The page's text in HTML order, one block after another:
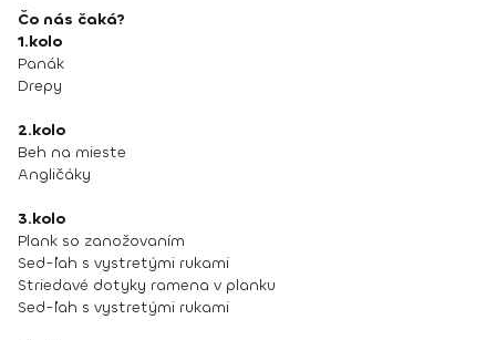
Čo nás čaká?
1.kolo
Panák
Drepy
2.kolo
Beh na mieste
Angličáky
3.kolo
Plank so zanožovaním
Sed-ľah s vystretými rukami
Striedavé dotyky ramena v planku
Sed-ľah s vystretými rukami